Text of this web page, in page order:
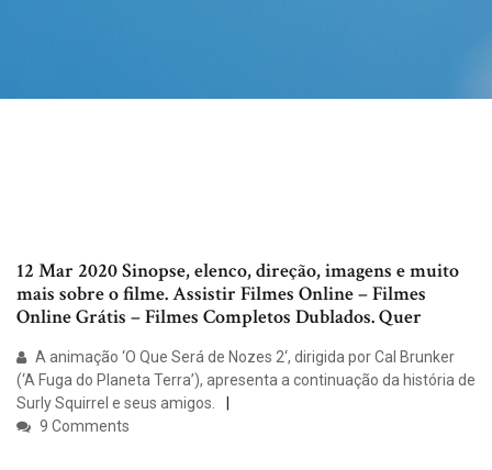
12 Mar 2020 Sinopse, elenco, direção, imagens e muito
mais sobre o filme. Assistir Filmes Online – Filmes
Online Grátis – Filmes Completos Dublados. Quer
A animação ‘O Que Será de Nozes 2‘, dirigida por Cal Brunker
(‘A Fuga do Planeta Terra’), apresenta a continuação da história de
Surly Squirrel e seus amigos.
9 Comments